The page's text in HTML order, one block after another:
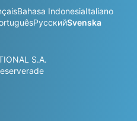
Bahasa IndonesiaItaliano
РусскийSvenska
S.A.